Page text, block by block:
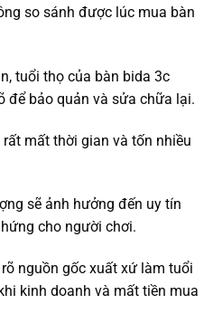
so sánh được lúc mua bàn
tuổi thọ của bàn bida 3c
để bảo quản và sửa chữa lại.
mất thời gian và tốn nhiều
sẽ ảnh hưởng đến uy tín
cho người chơi.
nguồn gốc xuất xứ làm tuổi
kinh doanh và mất tiền mua